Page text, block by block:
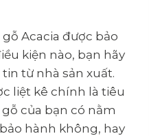
Acacia được bảo
kiện nào, bạn hãy
từ nhà sản xuất.
liệt kê chính là tiêu
của bạn có nằm
hành không, hay